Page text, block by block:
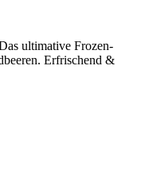
ultimative Frozen-
Erfrischend &